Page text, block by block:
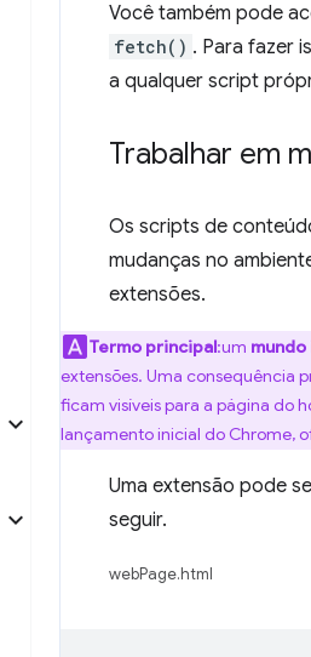
Você também pode
fetch() . Para fazer
a qualquer script
Trabalhar em
Os scripts de
mudanças no
extensões.
Termo principal:um
extensões. Uma consequência
ficam visíveis para a página do
lançamento inicial do Chrome,
Uma extensão pode
seguir.
webPage.html